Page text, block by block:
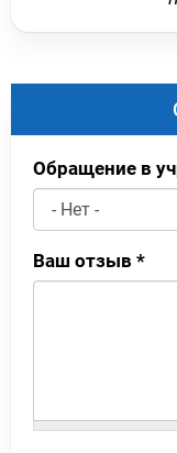
Обращение в
Ваш отзыв *